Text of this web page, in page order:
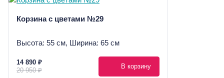
Корзина с цветами №29
Высота: 55 см, Ширина: 65 см
14 890 ₽
20 950 ₽
В корзину